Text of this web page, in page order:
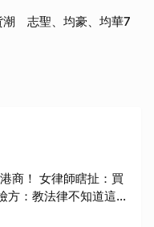
潮 志聖、均豪、均華7
商！ 女律師瞎扯：買
方：教法律不知道這是